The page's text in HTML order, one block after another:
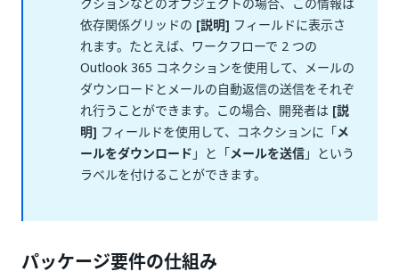
依存関係グリッドの [説明] フィールドに表示さ
れます。たとえば、ワークフローで 2 つの
Outlook 365 コネクションを使用して、メールの
ダウンロードとメールの自動返信の送信をそれぞ
れ行うことができます。この場合、開発者は [説
明] フィールドを使用して、コネクションに「メ
ールをダウンロード」と「メールを送信」という
ラベルを付けることができます。
パッケージ要件の仕組み